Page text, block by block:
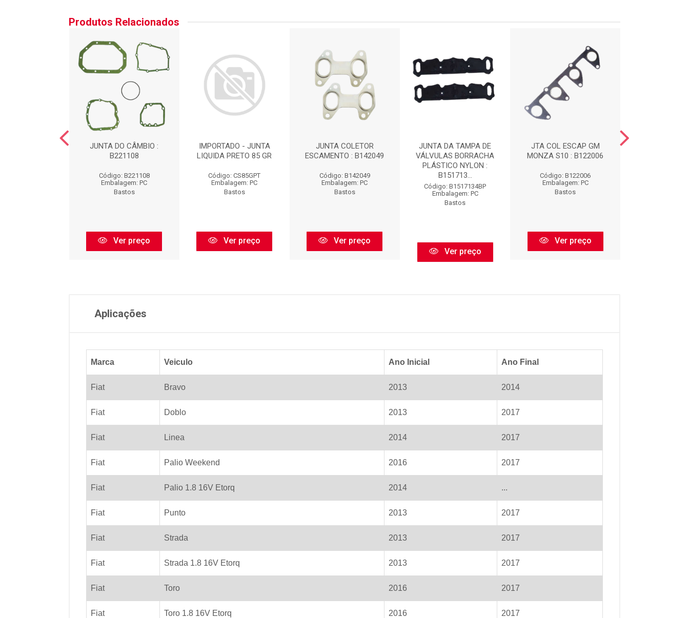
Produtos Relacionados
JUNTA DO CÂMBIO :
B221108
Código: B221108
Embalagem: PC
Bastos
Ver preço
IMPORTADO - JUNTA
LIQUIDA PRETO 85 GR
Código: CS85GPT
Embalagem: PC
Bastos
Ver preço
JUNTA COLETOR
ESCAMENTO : B142049
Código: B142049
Embalagem: PC
Bastos
Ver preço
JUNTA DA TAMPA DE
VÁLVULAS BORRACHA
PLÁSTICO NYLON :
B151713...
Código: B1517134BP
Embalagem: PC
Bastos
Ver preço
JTA COL ESCAP GM
MONZA S10 : B122006
Código: B122006
Embalagem: PC
Bastos
Ver preço
Aplicações
Marca Veiculo Ano Inicial Ano Final
Fiat Bravo 2013 2014
Fiat Doblo 2013 2017
Fiat Linea 2014 2017
Fiat Palio Weekend 2016 2017
Fiat Palio 1.8 16V Etorq 2014 ...
Fiat Punto 2013 2017
Fiat Strada 2013 2017
Fiat Strada 1.8 16V Etorq 2013 2017
Fiat Toro 2016 2017
Fiat Toro 1.8 16V Etorq 2016 2017